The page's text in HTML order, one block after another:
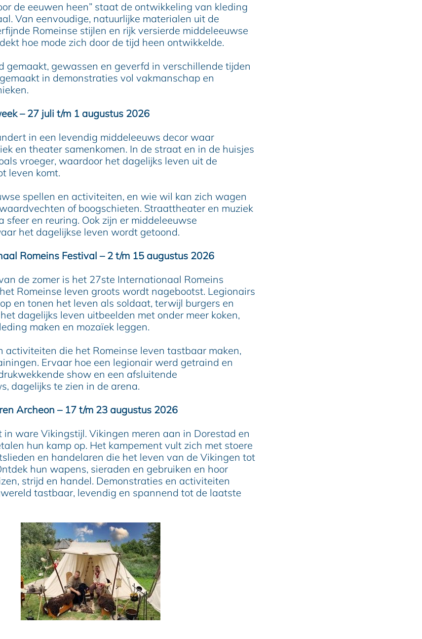
de eeuwen heen” staat de ontwikkeling van kleding
Van eenvoudige, natuurlijke materialen uit de
Romeinse stijlen en rijk versierde middeleeuwse
hoe mode zich door de tijd heen ontwikkelde.
gemaakt, gewassen en geverfd in verschillende tijden
in demonstraties vol vakmanschap en
– 27 juli t/m 1 augustus 2026
in een levendig middeleeuws decor waar
en theater samenkomen. In de straat en in de huisjes
vroeger, waardoor het dagelijks leven uit de
leven komt.
spellen en activiteiten, en wie wil kan zich wagen
of boogschieten. Straattheater en muziek
sfeer en reuring. Ook zijn er middeleeuwse
het dagelijkse leven wordt getoond.
Romeins Festival – 2 t/m 15 augustus 2026
de zomer is het 27ste Internationaal Romeins
Romeinse leven groots wordt nagebootst. Legionairs
en tonen het leven als soldaat, terwijl burgers en
dagelijks leven uitbeelden met onder meer koken,
maken en mozaïek leggen.
activiteiten die het Romeinse leven tastbaar maken,
Ervaar hoe een legionair werd getraind en
show en een afsluitende
dagelijks te zien in de arena.
Archeon – 17 t/m 23 augustus 2026
in ware Vikingstijl. Vikingen meren aan in Dorestad en
hun kamp op. Het kampement vult zich met stoere
en handelaren die het leven van de Vikingen tot
hun wapens, sieraden en gebruiken en hoor
strijd en handel. Demonstraties en activiteiten
tastbaar, levendig en spannend tot de laatste